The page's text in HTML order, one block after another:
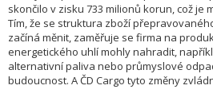
skončilo v zisku 733 milionů korun, což je
Tím, že se struktura zboží
začíná měnit, zaměřuje se firma na
energetického uhlí mohly nahradit,
alternativní paliva nebo průmyslové
budoucnost. A ČD Cargo tyto změny